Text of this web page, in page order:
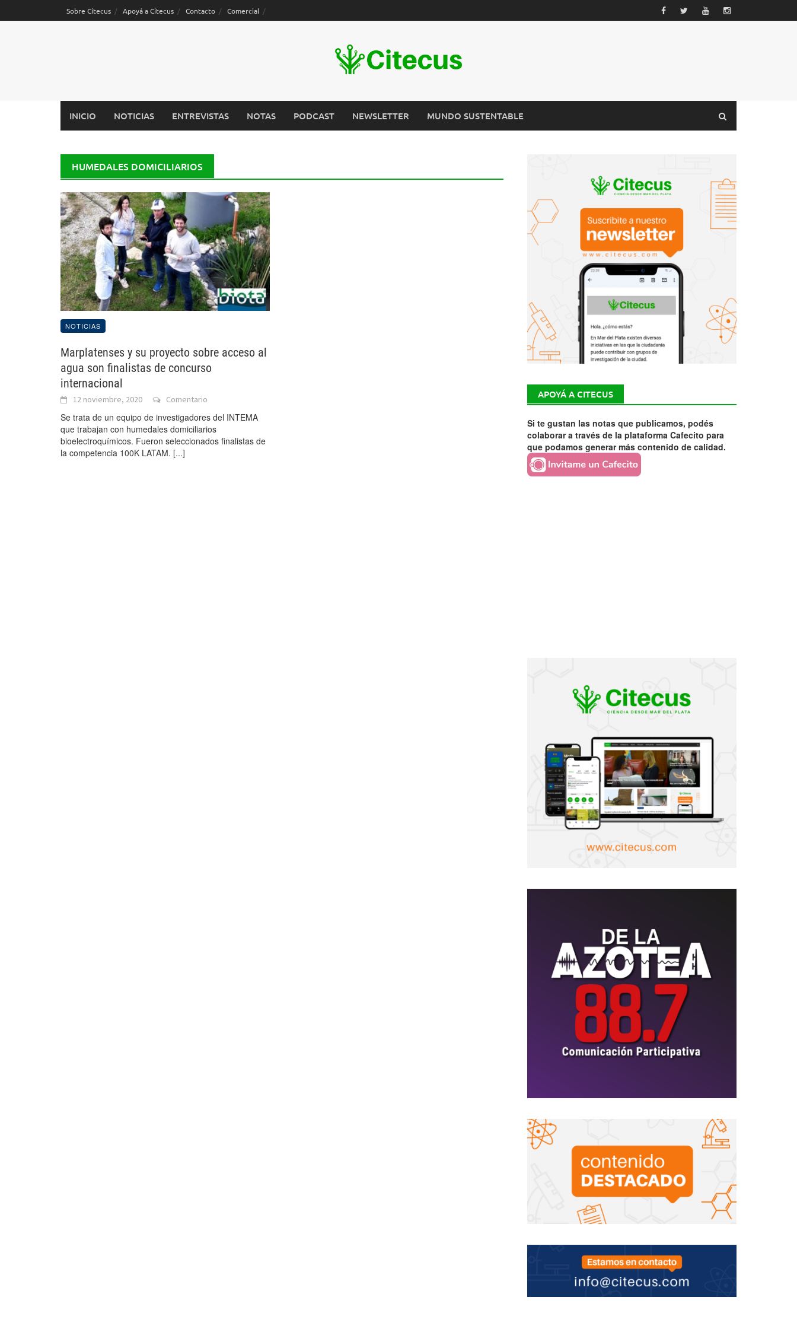
Sobre Citecus Apoyá a Citecus Contacto Comercial
INICIO NOTICIAS ENTREVISTAS NOTAS PODCAST NEWSLETTER MUNDO SUSTENTABLE
HUMEDALES DOMICILIARIOS
NOTICIAS
Marplatenses y su proyecto sobre acceso al
agua son finalistas de concurso
internacional
12 noviembre, 2020 Comentario
Se trata de un equipo de investigadores del INTEMA
que trabajan con humedales domiciliarios
bioelectroquímicos. Fueron seleccionados finalistas de
la competencia 100K LATAM. [...]
APOYÁ A CITECUS
Si te gustan las notas que publicamos, podés
colaborar a través de la plataforma Cafecito para
que podamos generar más contenido de calidad.